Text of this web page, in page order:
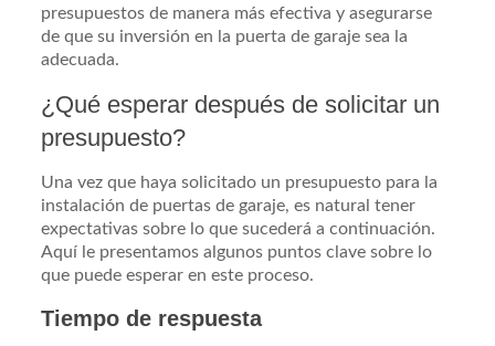
presupuestos de manera más efectiva y asegurarse
de que su inversión en la puerta de garaje sea la
adecuada.
¿Qué esperar después de solicitar un
presupuesto?
Una vez que haya solicitado un presupuesto para la
instalación de puertas de garaje, es natural tener
expectativas sobre lo que sucederá a continuación.
Aquí le presentamos algunos puntos clave sobre lo
que puede esperar en este proceso.
Tiempo de respuesta